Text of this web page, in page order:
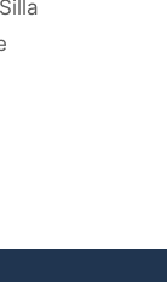
Silla